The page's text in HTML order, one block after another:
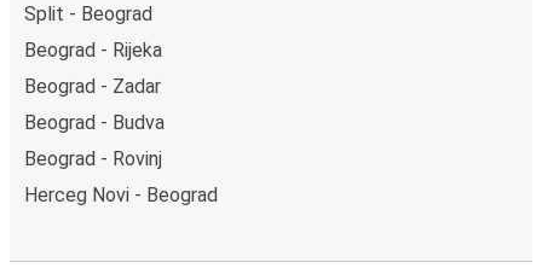
Split - Beograd
Beograd - Rijeka
Beograd - Zadar
Beograd - Budva
Beograd - Rovinj
Herceg Novi - Beograd